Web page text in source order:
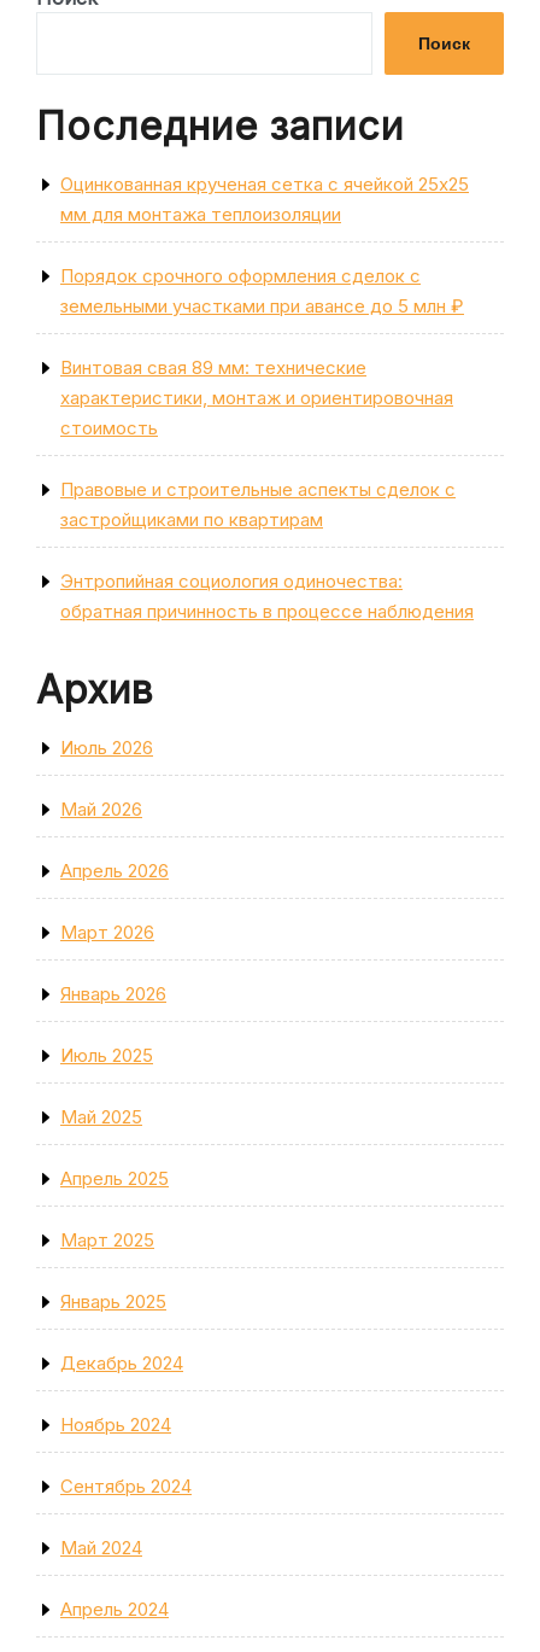
записям
Поиск
Последние записи
Оцинкованная крученая сетка с ячейкой 25х25
мм для монтажа теплоизоляции
Порядок срочного оформления сделок с
земельными участками при авансе до 5 млн ₽
Винтовая свая 89 мм: технические
характеристики, монтаж и ориентировочная
стоимость
Правовые и строительные аспекты сделок с
застройщиками по квартирам
Энтропийная социология одиночества:
обратная причинность в процессе наблюдения
Архив
Июль 2026
Май 2026
Апрель 2026
Март 2026
Январь 2026
Июль 2025
Май 2025
Апрель 2025
Март 2025
Январь 2025
Декабрь 2024
Ноябрь 2024
Сентябрь 2024
Май 2024
Апрель 2024